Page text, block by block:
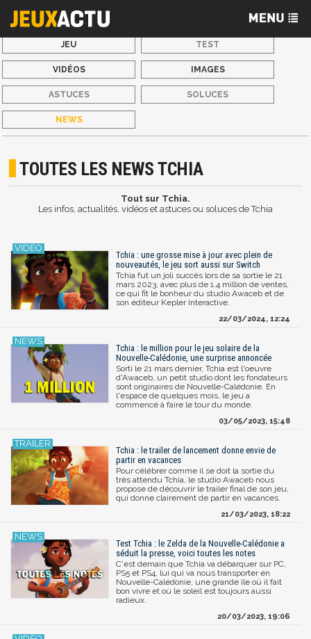
JEU TEST
VIDÉOS IMAGES
ASTUCES SOLUCES
NEWS
TOUTES LES NEWS TCHIA
Tout sur Tchia.
Les infos, actualités, vidéos et astuces ou soluces de Tchia
Tchia : une grosse mise à jour avec plein de
nouveautés, le jeu sort aussi sur Switch
Tchia fut un joli succès lors de sa sortie le 21
mars 2023, avec plus de 1.4 million de ventes,
ce qui fit le bonheur du studio Awaceb et de
son éditeur Kepler Interactive.
22/03/2024, 12:24
Tchia : le million pour le jeu solaire de la
Nouvelle-Calédonie, une surprise annoncée
Sorti le 21 mars dernier, Tchia est l'oeuvre
d'Awaceb, un petit studio dont les fondateurs
sont originaires de Nouvelle-Calédonie. En
l'espace de quelques mois, le jeu a
commencé à faire le tour du monde.
03/05/2023, 15:48
Tchia : le trailer de lancement donne envie de
partir en vacances
Pour célébrer comme il se doit la sortie du
très attendu Tchia, le studio Awaceb nous
propose de découvrir le trailer final de son jeu,
qui donne clairement de partir en vacances.
21/03/2023, 18:22
Test Tchia : le Zelda de la Nouvelle-Calédonie a
séduit la presse, voici toutes les notes
C'est demain que Tchia va débarquer sur PC,
PS5 et PS4, lui qui va nous transporter en
Nouvelle-Calédonie, une grande île où il fait
bon vivre et où le soleil est toujours aussi
radieux.
20/03/2023, 19:06